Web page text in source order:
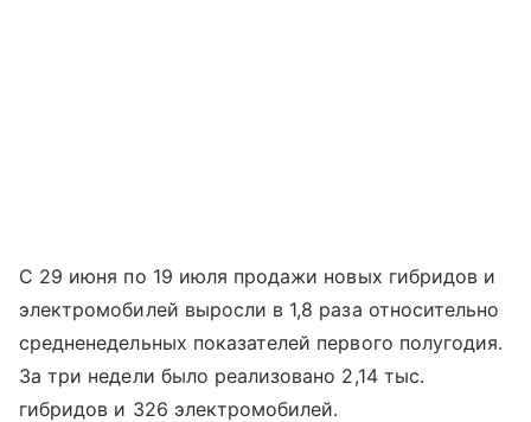
С 29 июня по 19 июля продажи новых гибридов и
электромобилей выросли в 1,8 раза относительно
средненедельных показателей первого полугодия.
За три недели было реализовано 2,14 тыс.
гибридов и 326 электромобилей.